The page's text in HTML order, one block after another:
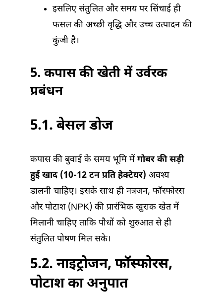
इसलिए संतुलित और समय पर सिंचाई ही
फसल की अच्छी वृद्धि और उच्च उत्पादन की
कुंजी है।
5. कपास की खेती में उर्वरक
प्रबंधन
5.1. बेसल डोज
कपास की बुवाई के समय भूमि में गोबर की सड़ी
हुई खाद (10-12 टन प्रति हेक्टेयर) अवश्य
डालनी चाहिए। इसके साथ ही नत्रजन, फॉस्फोरस
और पोटाश (NPK) की प्रारंभिक खुराक खेत में
मिलानी चाहिए ताकि पौधों को शुरुआत से ही
संतुलित पोषण मिल सके।
5.2. नाइट्रोजन, फॉस्फोरस,
पोटाश का अनुपात